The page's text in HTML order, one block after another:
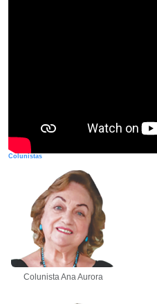
Colunistas
Colunista Ana Aurora